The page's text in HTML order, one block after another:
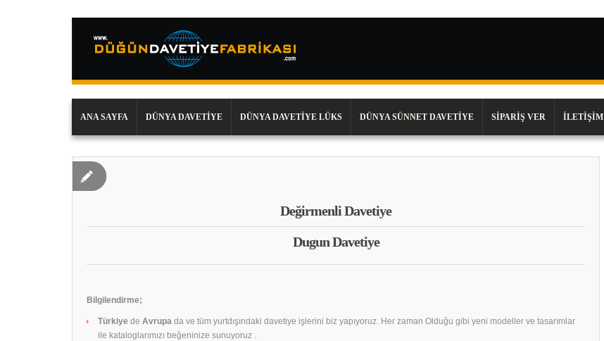
ANA SAYFA DÜNYA DAVETIYE DÜNYA DAVETIYE LÜKS DÜNYA SÜNNET DAVETIYE SIPARIŞ VER İLETIŞIM
Değirmenli Davetiye
Dugun Davetiye
Bilgilendirme;
Türkiye de Avrupa da ve tüm yurtdışındaki davetiye işlerini biz yapıyoruz. Her zaman Olduğu gibi yeni modeller ve tasarımlar
ile kataloglarımızı beğeninize sunuyoruz .